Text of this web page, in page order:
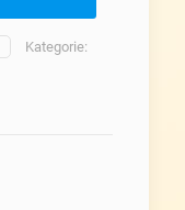
Kategorie: